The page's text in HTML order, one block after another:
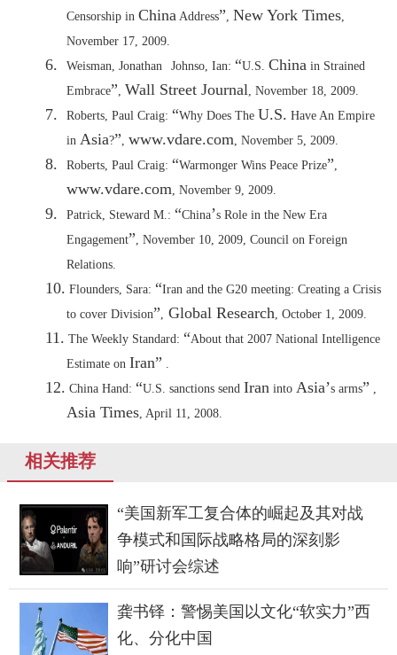
Censorship in China Address” New York Times
November 17, 2009
6. Weisman, Jonathan Johnso, Ian: “U.S. China in Strained
Embrace” Wall Street Journal , November 18, 2009
7. Roberts, Paul Craig: “Why Does The U.S. Have An Empire
in Asia?” www.vdare.com , November 5, 2009
8. Roberts, Paul Craig: “Warmonger Wins Peace Prize”
www.vdare.com , November 9, 2009
9. Patrick, Steward M.: “China’s Role in the New Era
Engagement” , November 10, 2009, Council on Foreign
Relations
10. Flounders, Sara: “Iran and the G20 meeting: Creating a Crisis
to cover Division” Global Research , October 1, 2009
11. The Weekly Standard: “About that 2007 National Intelligence
Estimate on Iran”
12. China Hand: “U.S. sanctions send Iran into Asia’s arms”
Asia Times , April 11, 2008
相关推荐
“美国新军工复合体的崛起及其对战
争模式和国际战略格局的深刻影
响”研讨会综述
龚书铎：警惕美国以文化“软实力”西
化、分化中国